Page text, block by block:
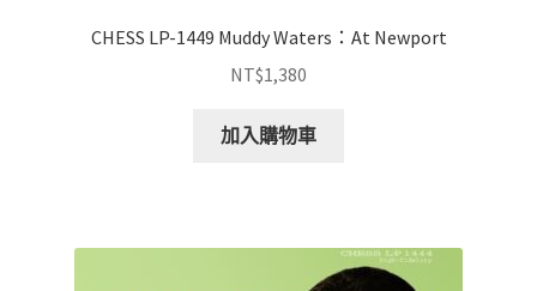
CHESS LP-1449 Muddy Waters：At Newport
NT$1,380
加入購物車